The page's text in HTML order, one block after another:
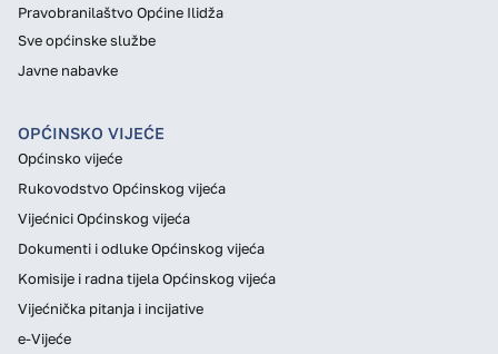
Pravobranilaštvo Općine Ilidža
Sve općinske službe
Javne nabavke
OPĆINSKO VIJEĆE
Općinsko vijeće
Rukovodstvo Općinskog vijeća
Vijećnici Općinskog vijeća
Dokumenti i odluke Općinskog vijeća
Komisije i radna tijela Općinskog vijeća
Vijećnička pitanja i incijative
e-Vijeće